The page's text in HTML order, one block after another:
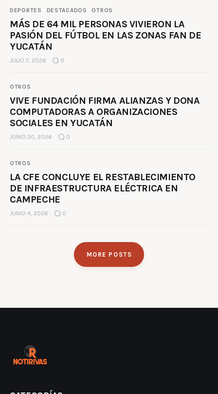
DEPORTES DESTACADOS OTROS
MÁS DE 64 MIL PERSONAS VIVIERON LA
PASIÓN DEL FÚTBOL EN LAS ZONAS FAN DE
YUCATÁN
JULIO 7, 2026 0
OTROS
VIVE FUNDACIÓN FIRMA ALIANZAS Y DONA
COMPUTADORAS A ORGANIZACIONES
SOCIALES EN YUCATÁN
JUNIO 30, 2026 0
OTROS
LA CFE CONCLUYE EL RESTABLECIMIENTO
DE INFRAESTRUCTURA ELÉCTRICA EN
CAMPECHE
JUNIO 4, 2026 0
MORE POSTS